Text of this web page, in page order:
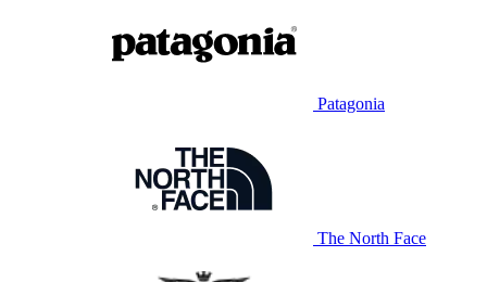
Patagonia
The North Face